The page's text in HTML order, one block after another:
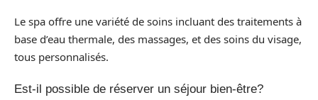
Le spa offre une variété de soins incluant des traitements à
base d’eau thermale, des massages, et des soins du visage,
tous personnalisés.
Est-il possible de réserver un séjour bien-être?